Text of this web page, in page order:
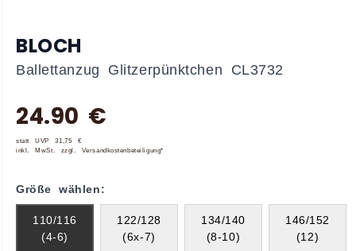
BLOCH
Ballettanzug Glitzerpünktchen CL3732
24.90 €
statt UVP 31,75 €
inkl. MwSt. zzgl. Versandkostenbeteiligung*
Größe wählen:
110/116
(4-6)
122/128
(6x-7)
134/140
(8-10)
146/152
(12)